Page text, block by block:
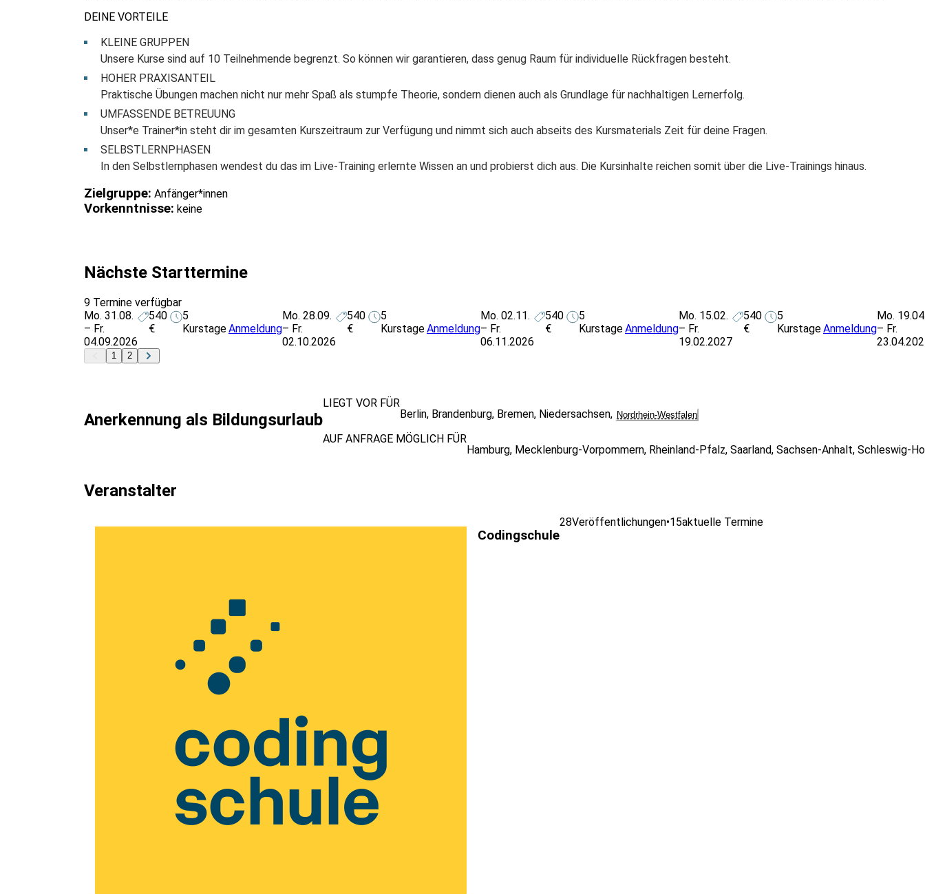
DEINE VORTEILE
KLEINE GRUPPEN
Unsere Kurse sind auf 10 Teilnehmende begrenzt. So können wir garantieren, dass genug Raum für individuelle Rückfragen besteht.
HOHER PRAXISANTEIL
Praktische Übungen machen nicht nur mehr Spaß als stumpfe Theorie, sondern dienen auch als Grundlage für nachhaltigen Lernerfolg.
UMFASSENDE BETREUUNG
Unser*e Trainer*in steht dir im gesamten Kurszeitraum zur Verfügung und nimmt sich auch abseits des Kursmaterials Zeit für deine Fragen.
SELBSTLERNPHASEN
In den Selbstlernphasen wendest du das im Live-Training erlernte Wissen an und probierst dich aus. Die Kursinhalte reichen somit über die Live-Trainings hinaus.
Zielgruppe: Anfänger*innen
Vorkenntnisse: keine
Nächste Starttermine
9 Termine verfügbar
Mo. 31.08.
– Fr.
04.09.2026
540
€
5
KurstageAnmeldung
Mo. 28.09.
– Fr.
02.10.2026
540
€
5
KurstageAnmeldung
Mo. 02.11.
– Fr.
06.11.2026
540
€
5
KurstageAnmeldung
Mo. 15.02.
– Fr.
19.02.2027
540
€
5
KurstageAnmeldung
Mo.
– Fr.
1 2
Anerkennung als Bildungsurlaub
LIEGT VOR FÜR
Berlin, Brandenburg, Bremen, Niedersachsen, Nordrhein-Westfalen
AUF ANFRAGE MÖGLICH FÜR
Hamburg, Mecklenburg-Vorpommern, Rheinland-Pfalz, Saarland, Sachsen-Anhalt, Schleswig-
Veranstalter
Codingschule
28Veröffentlichungen•15aktuelle Termine